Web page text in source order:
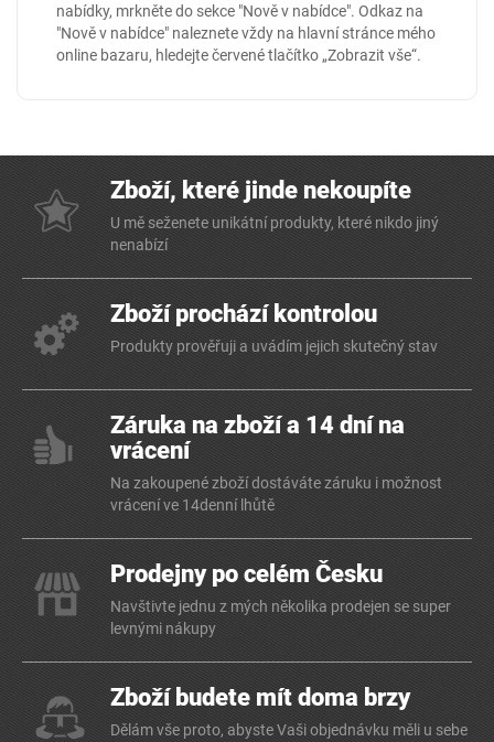
nabídky, mrkněte do sekce "Nově v nabídce". Odkaz na
"Nově v nabídce" naleznete vždy na hlavní stránce mého
online bazaru, hledejte červené tlačítko „Zobrazit vše“.
Zboží, které jinde nekoupíte
U mě seženete unikátní produkty, které nikdo jiný
nenabízí
Zboží prochází kontrolou
Produkty prověřuji a uvádím jejich skutečný stav
Záruka na zboží a 14 dní na
vrácení
Na zakoupené zboží dostáváte záruku i možnost
vrácení ve 14denní lhůtě
Prodejny po celém Česku
Navštivte jednu z mých několika prodejen se super
levnými nákupy
Zboží budete mít doma brzy
Dělám vše proto, abyste Vaši objednávku měli u sebe